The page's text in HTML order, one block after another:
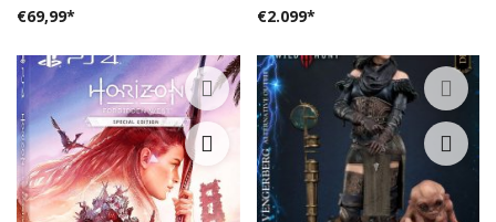
€69,99*
€2.099*